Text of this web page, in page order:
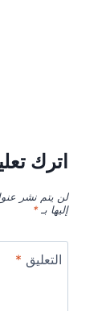
اترك
لن يتم نشر
إليها بـ*
التعليق *